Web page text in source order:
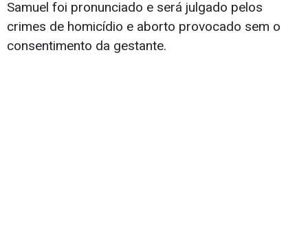
Samuel foi pronunciado e será julgado pelos
crimes de homicídio e aborto provocado sem o
consentimento da gestante.